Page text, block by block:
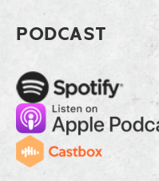
Footer Hauslift
PODCAST
Spotify
Apple Music
Cast